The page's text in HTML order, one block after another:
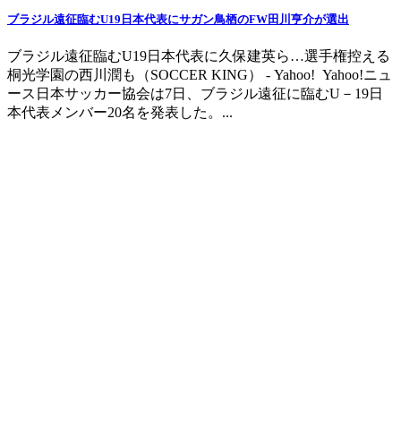
ブラジル遠征臨むU19日本代表にサガン鳥栖のFW田川亨介が選出
ブラジル遠征臨むU19日本代表に久保建英ら…選手権控える
桐光学園の西川潤も（SOCCER KING） - Yahoo! Yahoo!ニュ
ース日本サッカー協会は7日、ブラジル遠征に臨むU－19日
本代表メンバー20名を発表した。...